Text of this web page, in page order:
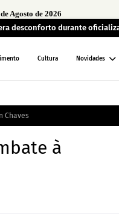
Agosto de 2026
desconforto durante
Cultura Novidades
Chaves
à